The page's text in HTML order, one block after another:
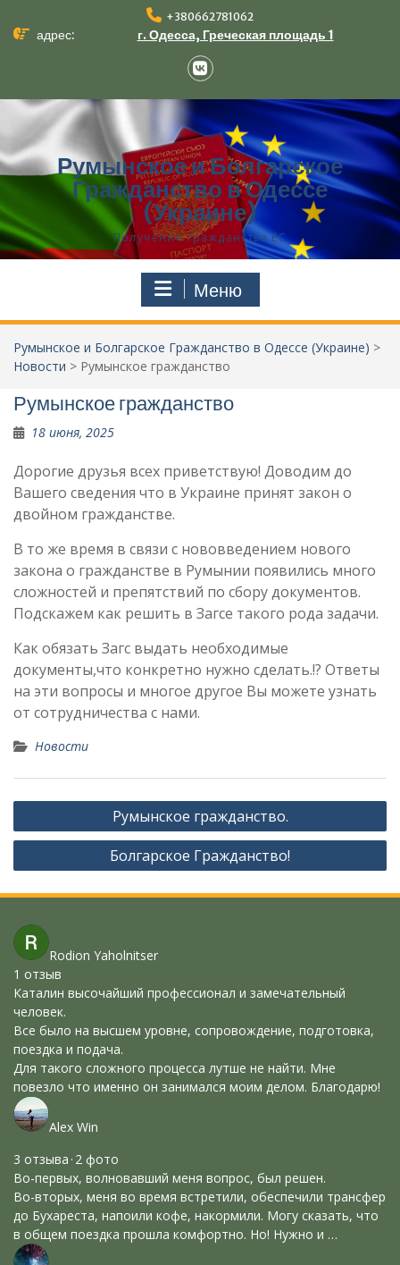
содержимому
+380662781062
адрес: г. Одесса, Греческая площадь 1
Румынское и Болгарское
Гражданство в Одессе
(Украине)
Получение гражданства ЕС‎
Меню
Румынское и Болгарское Гражданство в Одессе (Украине) >
Новости > Румынское гражданство
Румынское гражданство
18 июня, 2025
Дорогие друзья всех приветствую! Доводим до
Вашего сведения что в Украине принят закон о
двойном гражданстве.
В то же время в связи с нововведением нового
закона о гражданстве в Румынии появились много
сложностей и препятствий по сбору документов.
Подскажем как решить в Загсе такого рода задачи.
Как обязать Загс выдать необходимые
документы,что конкретно нужно сделать.!? Ответы
на эти вопросы и многое другое Вы можете узнать
от сотрудничества с нами.
Новости
Навигация
по
Румынское гражданство.
Болгарское Гражданство!
Rodion Yaholnitser
1 отзыв
Каталин высочайший профессионал и замечательный
человек.
Все было на высшем уровне, сопровождение, подготовка,
поездка и подача.
Для такого сложного процесса лутше не найти. Мне
повезло что именно он занимался моим делом. Благодарю!
Alex Win
3 отзыва · 2 фото
Во-первых, волновавший меня вопрос, был решен.
Во-вторых, меня во время встретили, обеспечили трансфер
до Бухареста, напоили кофе, накормили. Могу сказать, что
в общем поездка прошла комфортно. Но! Нужно и …